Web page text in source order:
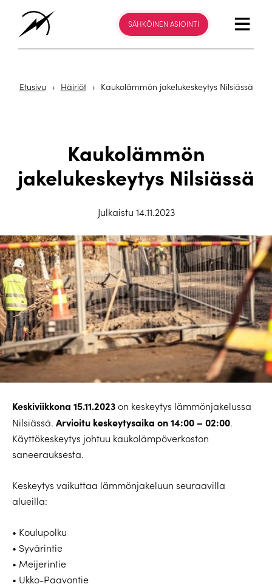
SÄHKÖINEN ASIOINTI
Etusivu › Häiriöt › Kaukolämmön jakelukeskeytys Nilsiässä
Kaukolämmön
jakelukeskeytys Nilsiässä
Julkaistu 14.11.2023
Keskiviikkona 15.11.2023on keskeytys lämmönjakelussa
Nilsiässä. Arvioitu keskeytysaika on 14:00 – 02:00.
Käyttökeskeytys johtuu kaukolämpöverkoston
saneerauksesta.
Keskeytys vaikuttaa lämmönjakeluun seuraavilla
alueilla:
• Koulupolku
• Syvärintie
• Meijerintie
• Ukko-Paavontie